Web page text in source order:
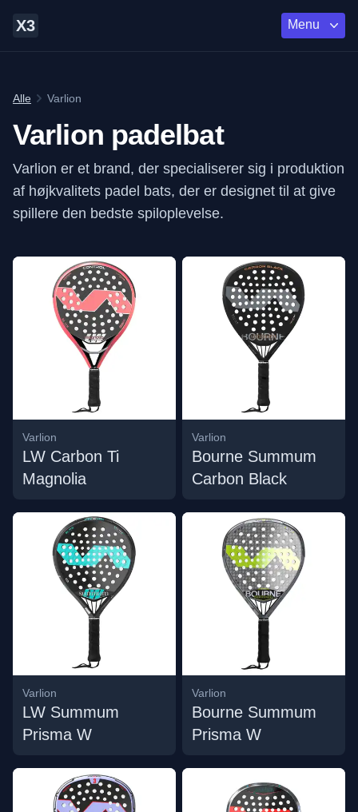
X3 Menu
Alle Varlion
Varlion padelbat
Varlion er et brand, der specialiserer sig i produktion
af højkvalitets padel bats, der er designet til at give
spillere den bedste spiloplevelse.
Varlion
LW Carbon Ti
Magnolia
Varlion
Bourne Summum
Carbon Black
Varlion
LW Summum
Prisma W
Varlion
Bourne Summum
Prisma W